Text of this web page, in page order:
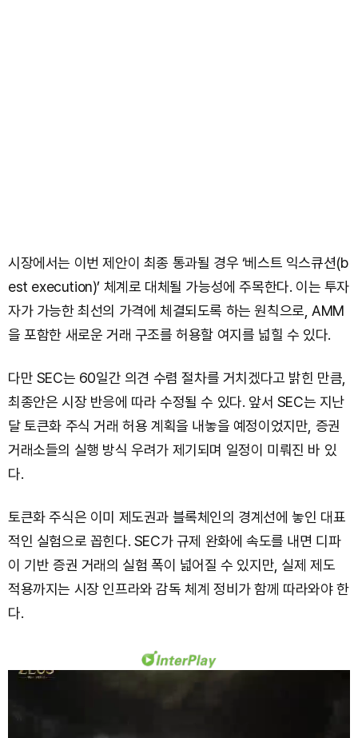
시장에서는 이번 제안이 최종 통과될 경우 ‘베스트 익스큐션(b
est execution)’ 체계로 대체될 가능성에 주목한다. 이는 투자
자가 가능한 최선의 가격에 체결되도록 하는 원칙으로, AMM
을 포함한 새로운 거래 구조를 허용할 여지를 넓힐 수 있다.
다만 SEC는 60일간 의견 수렴 절차를 거치겠다고 밝힌 만큼,
최종안은 시장 반응에 따라 수정될 수 있다. 앞서 SEC는 지난
달 토큰화 주식 거래 허용 계획을 내놓을 예정이었지만, 증권
거래소들의 실행 방식 우려가 제기되며 일정이 미뤄진 바 있
다.
토큰화 주식은 이미 제도권과 블록체인의 경계선에 놓인 대표
적인 실험으로 꼽힌다. SEC가 규제 완화에 속도를 내면 디파
이 기반 증권 거래의 실험 폭이 넓어질 수 있지만, 실제 제도
적용까지는 시장 인프라와 감독 체계 정비가 함께 따라와야 한
다.